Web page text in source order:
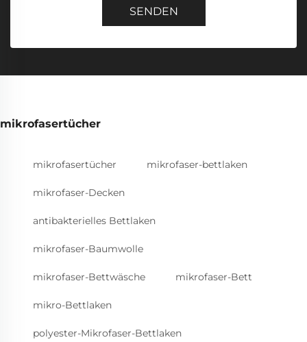
SENDEN
mikrofasertücher
mikrofasertücher mikrofaser-bettlaken
mikrofaser-Decken
antibakterielles Bettlaken
mikrofaser-Baumwolle
mikrofaser-Bettwäsche mikrofaser-Bett
mikro-Bettlaken
polyester-Mikrofaser-Bettlaken